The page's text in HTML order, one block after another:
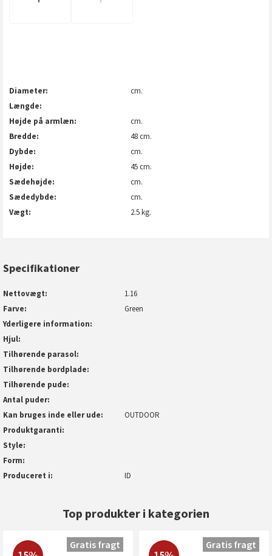
Diameter
cm.
Længde
Højde på armlæn
cm.
Bredde
48 cm.
Dybde
cm.
Højde
45 cm.
Sædehøjde
cm.
Sædedybde
cm.
Vægt
2.5 kg.
Specifikationer
Nettovægt
1.16
Farve
Green
Yderligere information
Hjul
Tilhørende parasol
Tilhørende bordplade
Tilhørende pude
Antal puder
Kan bruges inde eller ude
OUTDOOR
Produktgaranti
Style
Form
Produceret i
ID
Top produkter i kategorien
Gratis fragt Gratis fragt